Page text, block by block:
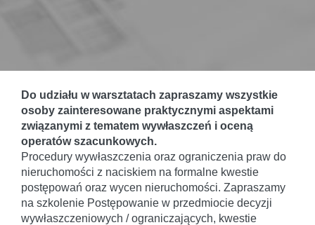
Do udziału w warsztatach zapraszamy wszystkie
osoby zainteresowane praktycznymi aspektami
związanymi z tematem wywłaszczeń i oceną
operatów szacunkowych.
Procedury wywłaszczenia oraz ograniczenia praw do
nieruchomości z naciskiem na formalne kwestie
postępowań oraz wycen nieruchomości. Zapraszamy
na szkolenie Postępowanie w przedmiocie decyzji
wywłaszczeniowych / ograniczających, kwestie